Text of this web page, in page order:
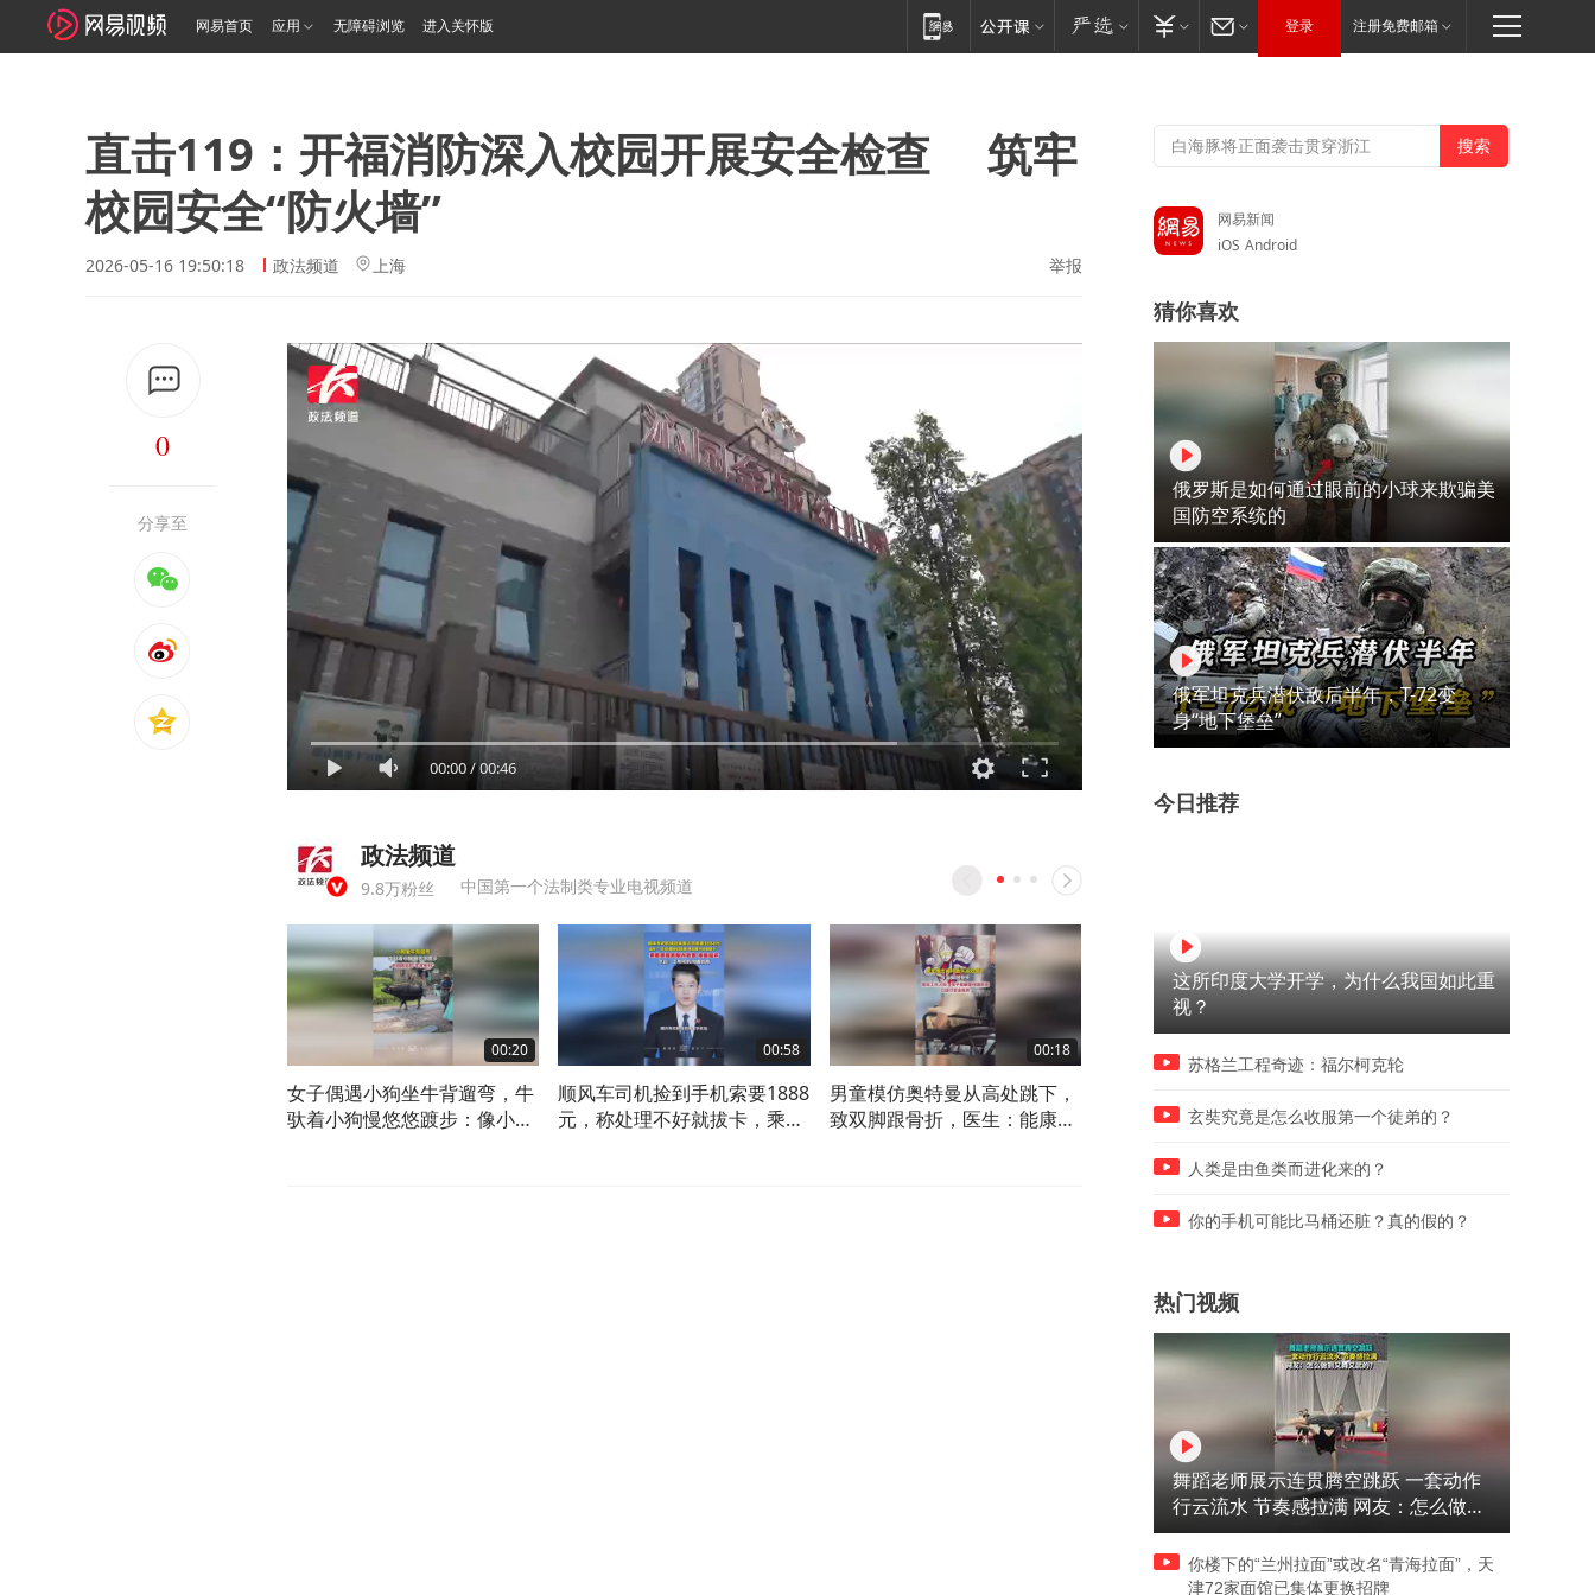
网易首页 应用 无障碍浏览 进入关怀版 登录 注册免费邮箱
直击119：开福消防深入校园开展安全检查 筑牢
校园安全“防火墙”
2026-05-16 19:50:18 政法频道 上海 举报
0
分享至
00:00/00:46
政法频道
9.8万粉丝 中国第一个法制类专业电视频道
00:20
女子偶遇小狗坐牛背遛弯，牛
驮着小狗慢悠悠踱步：像小狗
00:58
顺风车司机捡到手机索要1888
元，称处理不好就拔卡，乘客
00:18
男童模仿奥特曼从高处跳下，
致双脚跟骨折，医生：能康复
客，无须再向美国百胜支付特
座椅扶手处，实拍消防拆椅
网易新闻
iOS Android
猜你喜欢
俄罗斯是如何通过眼前的小球来欺骗美
国防空系统的
俄军坦克兵潜伏敌后半年，T-72变
身“地下堡垒”
今日推荐
这所印度大学开学，为什么我国如此重
视？
苏格兰工程奇迹：福尔柯克轮
玄奘究竟是怎么收服第一个徒弟的？
人类是由鱼类而进化来的？
你的手机可能比马桶还脏？真的假的？
热门视频
舞蹈老师展示连贯腾空跳跃 一套动作
行云流水 节奏感拉满 网友：怎么做到
又舞又武的？
你楼下的“兰州拉面”或改名“青海拉面”，天
津72家面馆已集体更换招牌